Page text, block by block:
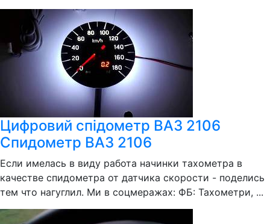
Цифровий спідометр ВАЗ 2106
Спидометр ВАЗ 2106
Если имелась в виду работа начинки тахометра в
качестве спидометра от датчика скорости - поделись
тем что нагуглил. Ми в соцмеражах: ФБ: Тахометри, ...